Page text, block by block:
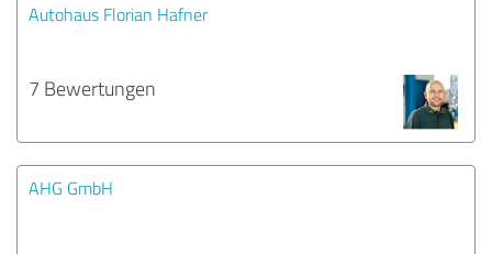
Autohaus Florian Hafner
7 Bewertungen
AHG GmbH